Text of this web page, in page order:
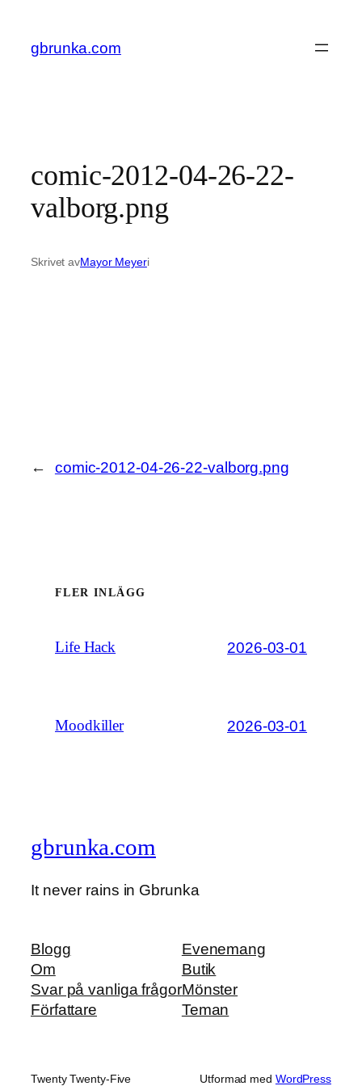
innehåll
gbrunka.com
comic-2012-04-26-22-
valborg.png
Skrivet avMayor Meyeri
← comic-2012-04-26-22-valborg.png
FLER INLÄGG
Life Hack 2026-03-01
Moodkiller 2026-03-01
gbrunka.com
It never rains in Gbrunka
Blogg
Om
Svar på vanliga frågor
Författare
Evenemang
Butik
Mönster
Teman
Twenty Twenty-Five Utformad med WordPress